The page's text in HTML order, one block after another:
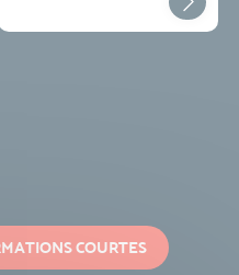
COURTES